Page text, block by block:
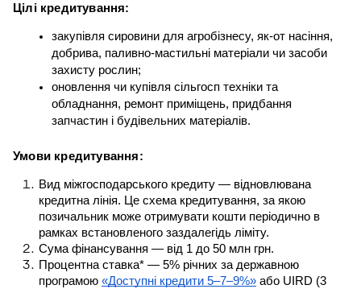
Цілі кредитування:
закупівля сировини для агробізнесу, як-от насіння,
добрива, паливно-мастильні матеріали чи засоби
захисту рослин;
оновлення чи купівля сільгосп техніки та
обладнання, ремонт приміщень, придбання
запчастин і будівельних матеріалів.
Умови кредитування:
Вид міжгосподарського кредиту — відновлювана
кредитна лінія. Це схема кредитування, за якою
позичальник може отримувати кошти періодично в
рамках встановленого заздалегідь ліміту.
Сума фінансування — від 1 до 50 млн грн.
Процентна ставка* — 5% річних за державною
програмою «Доступні кредити 5–7–9%» або UIRD (3